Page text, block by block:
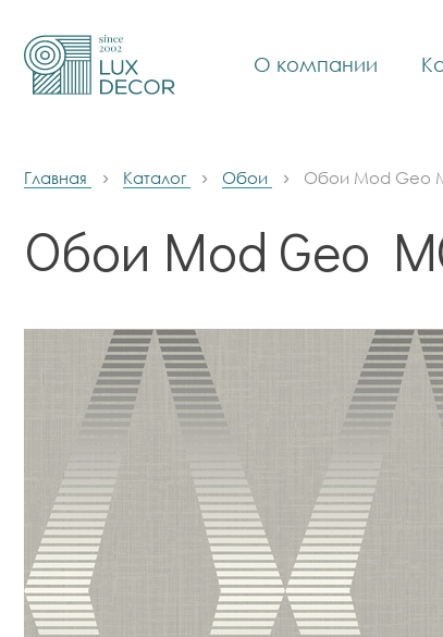
О компании
Главная Каталог Обои Обои Mod Geo
Обои Mod Geo